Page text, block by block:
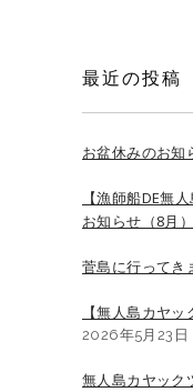
最近の投稿
お盆休みのお知
【漁師船DE無
お知らせ（8月）
菅島に行ってき
【無人島カヤ
2026年5月23日
無人島カヤック